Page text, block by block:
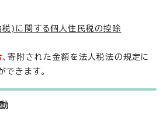
)に関する個人住民税の控除
、寄附された金額を法人税法の規定に
できます。